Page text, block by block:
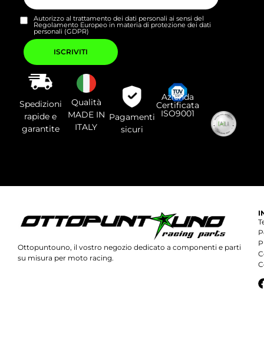
Autorizzo al trattamento dei dati personali ai sensi del
Regolamento Europeo in materia di protezione dei dati
personali (GDPR)
Si
prega
di
lasciare
vuoto
questo
campo.
Spedizioni
rapide e
garantite
Qualità
MADE IN
ITALY
Pagamenti
sicuri
Azienda
Certificata
ISO9001
Ottopuntouno, il vostro negozio dedicato a componenti e parti
su misura per moto racing.